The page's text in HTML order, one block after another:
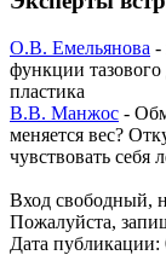
О.В. Емельянова -
функции
пластика
В.В. Манжос -
меняется вес?
чувствовать себя
Вход свободный,
Пожалуйста,
Дата публикации: